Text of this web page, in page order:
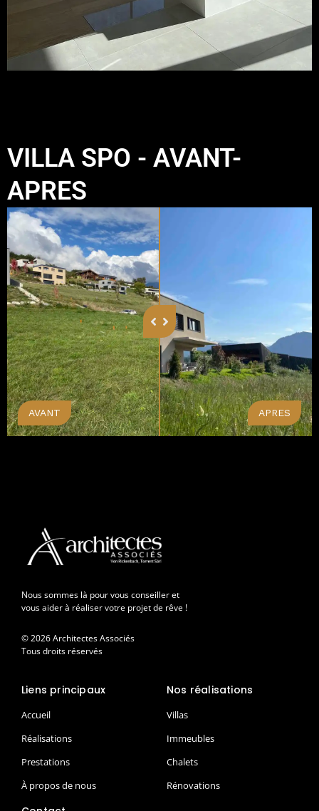
VILLA SPO - AVANT-
APRES
AVANT APRES
Nous sommes là pour vous conseiller et
vous aider à réaliser votre projet de rêve !
© 2026 Architectes Associés
Tous droits réservés
Liens principaux
Accueil
Réalisations
Prestations
À propos de nous
Nos réalisations
Villas
Immeubles
Chalets
Rénovations